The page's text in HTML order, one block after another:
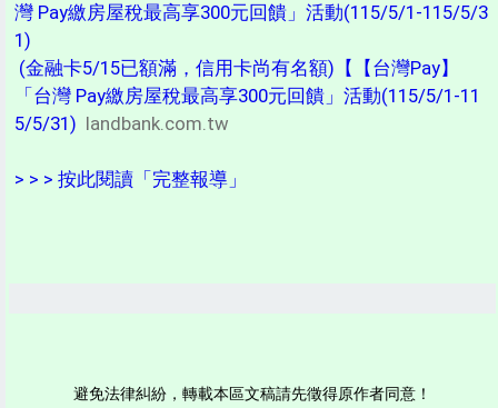
灣 Pay繳房屋稅最高享300元回饋」活動(115/5/1-115/5/3
1)
(金融卡5/15已額滿，信用卡尚有名額)【【台灣Pay】
「台灣 Pay繳房屋稅最高享300元回饋」活動(115/5/1-11
5/5/31) landbank.com.tw
> > > 按此閱讀「完整報導」
避免法律糾紛，轉載本區文稿請先徵得原作者同意！